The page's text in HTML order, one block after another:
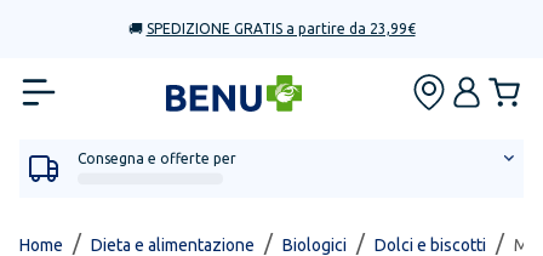
🚚 SPEDIZIONE GRATIS a partire da 23,99€
Consegna e offerte per
Home / Dieta e alimentazione / Biologici / Dolci e biscotti /